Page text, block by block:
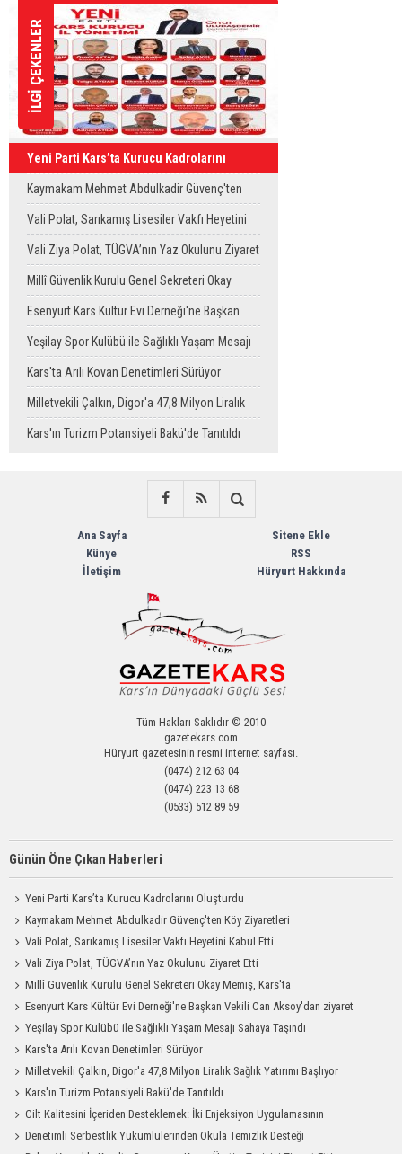
İLGİ ÇEKENLER
Yeni Parti Kars’ta Kurucu Kadrolarını
Oluşturdu
Kaymakam Mehmet Abdulkadir Güvenç'ten
Köy Ziyaretleri
Vali Polat, Sarıkamış Lisesiler Vakfı Heyetini
Kabul Etti
Vali Ziya Polat, TÜGVA’nın Yaz Okulunu Ziyaret
Etti
Millî Güvenlik Kurulu Genel Sekreteri Okay
Memiş, Kars'ta
Esenyurt Kars Kültür Evi Derneği'ne Başkan
Vekili Can Aksoy'dan ziyaret
Yeşilay Spor Kulübü ile Sağlıklı Yaşam Mesajı
Sahaya Taşındı
Kars'ta Arılı Kovan Denetimleri Sürüyor
Milletvekili Çalkın, Digor'a 47,8 Milyon Liralık
Sağlık Yatırımı Başlıyor
Kars'ın Turizm Potansiyeli Bakü'de Tanıtıldı
Ana Sayfa
Künye
İletişim
Sitene Ekle
RSS
Hüryurt Hakkında
Tüm Hakları Saklıdır © 2010
gazetekars.com
Hüryurt gazetesinin resmi internet sayfası.
(0474) 212 63 04
(0474) 223 13 68
(0533) 512 89 59
Günün Öne Çıkan Haberleri
Yeni Parti Kars’ta Kurucu Kadrolarını Oluşturdu
Kaymakam Mehmet Abdulkadir Güvenç'ten Köy Ziyaretleri
Vali Polat, Sarıkamış Lisesiler Vakfı Heyetini Kabul Etti
Vali Ziya Polat, TÜGVA’nın Yaz Okulunu Ziyaret Etti
Millî Güvenlik Kurulu Genel Sekreteri Okay Memiş, Kars'ta
Esenyurt Kars Kültür Evi Derneği'ne Başkan Vekili Can Aksoy'dan ziyaret
Yeşilay Spor Kulübü ile Sağlıklı Yaşam Mesajı Sahaya Taşındı
Kars'ta Arılı Kovan Denetimleri Sürüyor
Milletvekili Çalkın, Digor'a 47,8 Milyon Liralık Sağlık Yatırımı Başlıyor
Kars'ın Turizm Potansiyeli Bakü'de Tanıtıldı
Cilt Kalitesini İçeriden Desteklemek: İki Enjeksiyon Uygulamasının
Karşılaştırması
Denetimli Serbestlik Yükümlülerinden Okula Temizlik Desteği